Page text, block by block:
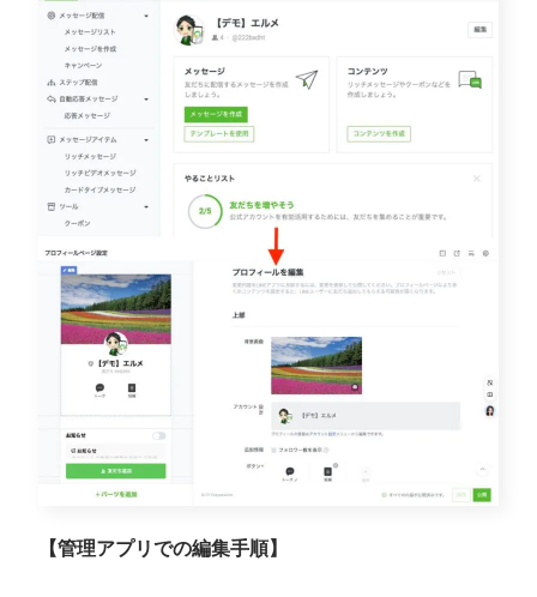
【管理アプリでの編集手順】